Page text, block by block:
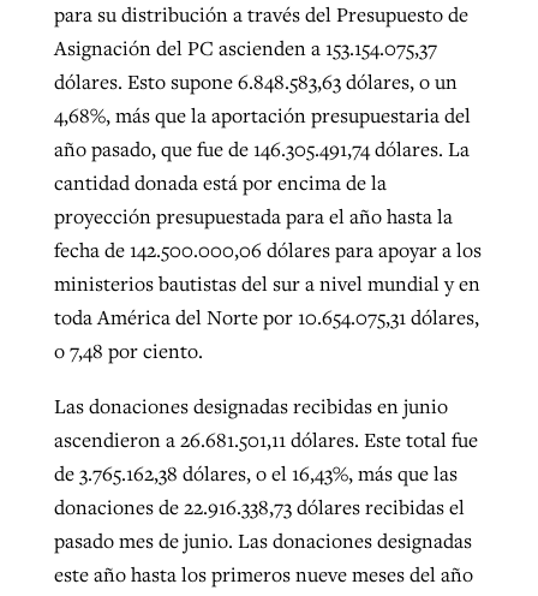
para su distribución a través del Presupuesto de
Asignación del PC ascienden a 153.154.075,37
dólares. Esto supone 6.848.583,63 dólares, o un
4,68%, más que la aportación presupuestaria del
año pasado, que fue de 146.305.491,74 dólares. La
cantidad donada está por encima de la
proyección presupuestada para el año hasta la
fecha de 142.500.000,06 dólares para apoyar a los
ministerios bautistas del sur a nivel mundial y en
toda América del Norte por 10.654.075,31 dólares,
o 7,48 por ciento.
Las donaciones designadas recibidas en junio
ascendieron a 26.681.501,11 dólares. Este total fue
de 3.765.162,38 dólares, o el 16,43%, más que las
donaciones de 22.916.338,73 dólares recibidas el
pasado mes de junio. Las donaciones designadas
este año hasta los primeros nueve meses del año